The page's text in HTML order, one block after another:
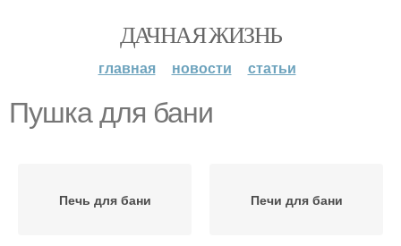
ДАЧНАЯ ЖИЗНЬ
главная новости статьи
Пушка для бани
Печь для бани Печи для бани